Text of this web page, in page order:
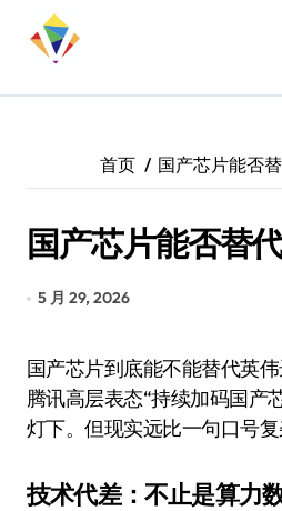
首页 国产芯片能否
国产芯片能否替
5 月 29, 2026
国产芯片到底能不能替代英伟达H200？这个问题在
腾讯高层表态“持续加码国产
灯下。但现实远比一句口号复
技术代差：不止是算力